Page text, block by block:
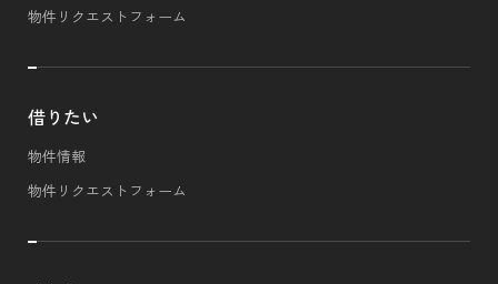
物件リクエストフォーム
借りたい
物件情報
物件リクエストフォーム